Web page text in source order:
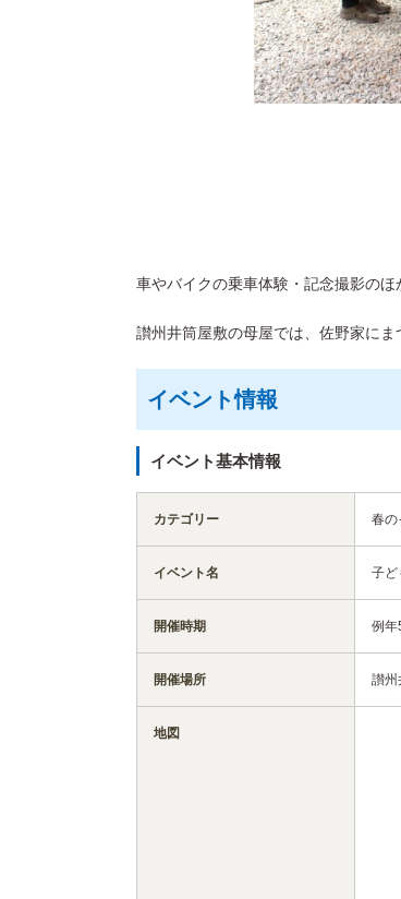
車やバイクの乗車体験・記念撮影の
讃州井筒屋敷の母屋では、佐野家にま
イベント情報
イベント基本情報
カテゴリー 春の
イベント名 子ど
開催時期 例年
開催場所 讃州
地図